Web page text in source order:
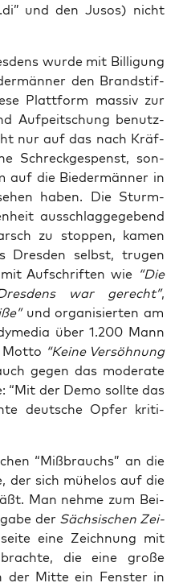
und den Jusos) nicht
wur­de mit Bil­li­gung
den Brand­stif­
Platt­form mas­siv zur
Auf­peit­schung benutz­
nur auf das nach Kräf­
Schreck­ge­spenst, son­
auf die Bie­der­män­ner in
haben. Die Sturm­
aus­schlag­ge­ge­bend
zu stop­pen, kamen
Dres­den selbst, tru­gen
Auf­schrif­ten wie “Die
war gerecht”,
und orga­ni­sier­ten am
über 1.200 Mann
Mot­to “Kei­ne Ver­söh­nung
gegen das mode­ra­te
“Mit der Demo soll­te das
deut­sche Opfer kri­ti­
“Miß­brauchs” an die
der sich mühe­los auf die
Man neh­me zum Bei­
der Säch­si­schen Zei­
eine Zeich­nung mit
die eine gro­ße
der Mit­te ein Fens­ter in